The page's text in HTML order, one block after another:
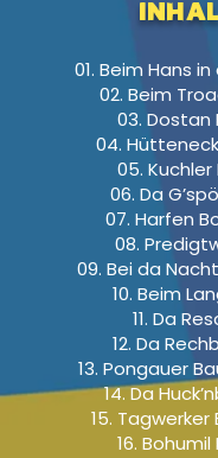
01. Beim Hans in
02. Beim
03. Dostan
04.
05. Kuchler
06. Da
07. Harfen
08.
09. Bei da
10. Beim
11. Da
12. Da
13. Pongauer
14. Da
15. Tagwerker
16. Bohumil